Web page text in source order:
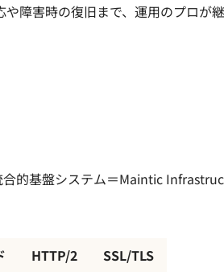
障害時の復旧まで、運用のプロが継
合的基盤システム＝Maintic
HTTP/2 SSL/TLS